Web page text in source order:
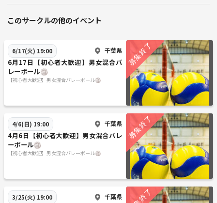
このサークルの他のイベント
6/17(火) 19:00 千葉県
6月17日【初心者大歓迎】男女混合バ
レーボール🏐
【初心者大歓迎】男女混合バレーボール🏐
4/6(日) 19:00 千葉県
4月6日【初心者大歓迎】男女混合バレ
ーボール🏐
【初心者大歓迎】男女混合バレーボール🏐
3/25(火) 19:00 千葉県